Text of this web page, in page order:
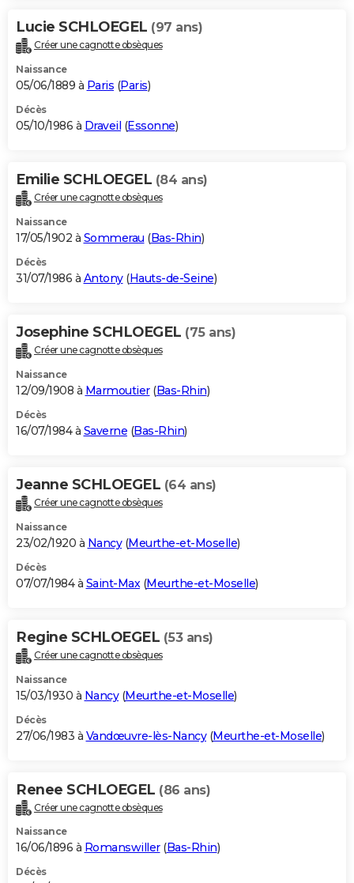
Lucie SCHLOEGEL (97 ans)
Créer une cagnotte obsèques
Naissance
05/06/1889 à Paris (Paris)
Décès
05/10/1986 à Draveil (Essonne)
Emilie SCHLOEGEL (84 ans)
Créer une cagnotte obsèques
Naissance
17/05/1902 à Sommerau (Bas-Rhin)
Décès
31/07/1986 à Antony(Hauts-de-Seine)
Josephine SCHLOEGEL (75 ans)
Créer une cagnotte obsèques
Naissance
12/09/1908 à Marmoutier(Bas-Rhin)
Décès
16/07/1984 à Saverne (Bas-Rhin)
Jeanne SCHLOEGEL (64 ans)
Créer une cagnotte obsèques
Naissance
23/02/1920 à Nancy(Meurthe-et-Moselle)
Décès
07/07/1984 à Saint-Max(Meurthe-et-Moselle)
Regine SCHLOEGEL (53 ans)
Créer une cagnotte obsèques
Naissance
15/03/1930 à Nancy(Meurthe-et-Moselle)
Décès
27/06/1983 à Vandœuvre-lès-Nancy(Meurthe-et-Moselle)
Renee SCHLOEGEL (86 ans)
Créer une cagnotte obsèques
Naissance
16/06/1896 à Romanswiller(Bas-Rhin)
Décès